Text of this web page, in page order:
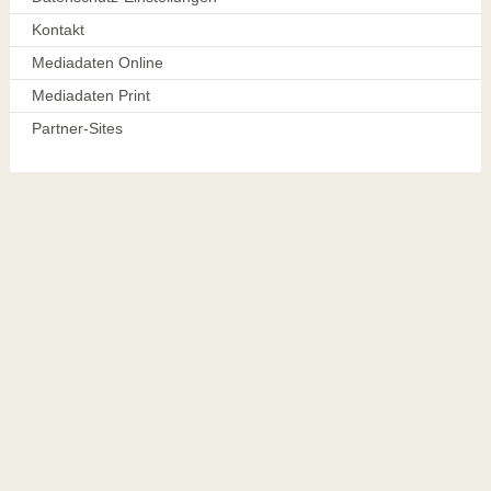
Kontakt
Mediadaten Online
Mediadaten Print
Partner-Sites